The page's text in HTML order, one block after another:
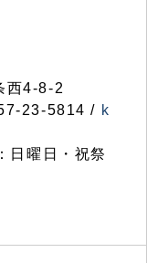
西4-8-2
23-5814 / k
日曜日・祝祭